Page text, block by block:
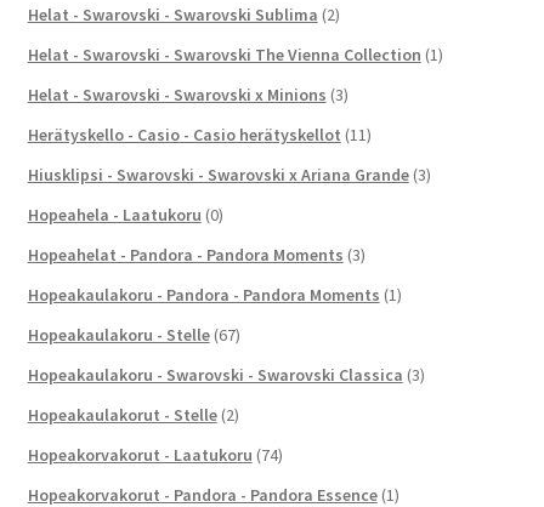
Helat - Swarovski - Swarovski Sublima (2)
Helat - Swarovski - Swarovski The Vienna Collection (1)
Helat - Swarovski - Swarovski x Minions (3)
Herätyskello - Casio - Casio herätyskellot (11)
Hiusklipsi - Swarovski - Swarovski x Ariana Grande (3)
Hopeahela - Laatukoru (0)
Hopeahelat - Pandora - Pandora Moments (3)
Hopeakaulakoru - Pandora - Pandora Moments (1)
Hopeakaulakoru - Stelle (67)
Hopeakaulakoru - Swarovski - Swarovski Classica (3)
Hopeakaulakorut - Stelle (2)
Hopeakorvakorut - Laatukoru (74)
Hopeakorvakorut - Pandora - Pandora Essence (1)